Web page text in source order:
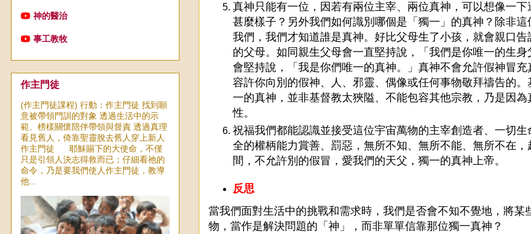
真神只能有一位，因若有兩位主宰、兩位真神，可以想像一
甚麼樣子？另外我們如何識別哪個是「獨一」的真神？除非
我們，我們才知道誰是真神。好比父母生了小孩，就會親口
的父母。如同親生父母會一直堅持說，「我們是你唯一的生
會堅持說，「我是你們唯一的真神。」真神不會允許假神冒充
容許你向別的假神、人、邪靈、偶像或任何事物敬拜禱告的
一的真神，並非基督教太狹隘、不能包容其他宗教，乃是因為
性。
祝福我們都能認識並接受這位宇宙萬物的主宰創造者、一切
全的權柄能力賞善、罰惡，無所不知、無所不能、無所不在，
間，不允許別的假冒，愛我們的天父，獨一的真神上帝。
反思
當我們面對生活中的挑戰和需求時，我們是否會不知不覺地，將某
物，當作是解決問題的「神」，而非單單信靠那位獨一真神？
神的醫治
事工教牧
作主門徒
(作主門徒課程) 行動：作主門徒 找到願
意被帶領門訓的對象 透過生活中的示
範、榜樣關懷陪伴帶領與督責 透過真理
看見舊人，倚靠聖靈脫去舊人穿上新人
作主門徒 耶穌賜下的大使命，不僅
只是引領人決志得救而已；仔細看祂的
命令，乃是要我們使人作主門徒，教導
他...